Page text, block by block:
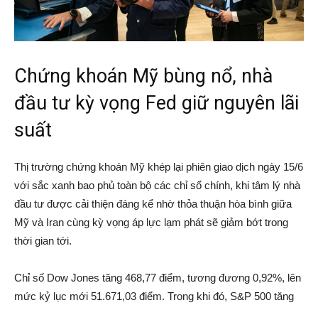
Chứng khoán Mỹ bùng nổ, nhà
đầu tư kỳ vọng Fed giữ nguyên lãi
suất
Thị trường chứng khoán Mỹ khép lại phiên giao dịch ngày 15/6
với sắc xanh bao phủ toàn bộ các chỉ số chính, khi tâm lý nhà
đầu tư được cải thiện đáng kể nhờ thỏa thuận hòa bình giữa
Mỹ và Iran cùng kỳ vọng áp lực lạm phát sẽ giảm bớt trong
thời gian tới.
Chỉ số Dow Jones tăng 468,77 điểm, tương đương 0,92%, lên
mức kỷ lục mới 51.671,03 điểm. Trong khi đó, S&P 500 tăng